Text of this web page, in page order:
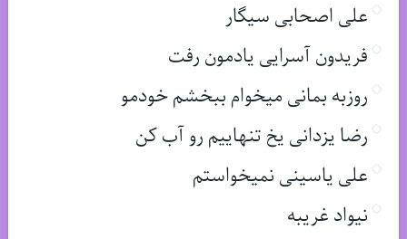
علی اصحابی سیگار
فریدون آسرایی یادمون رفت
روزبه بمانی میخوام ببخشم خودمو
رضا یزدانی یخ تنهاییم رو آب کن
علی یاسینی نمیخواستم
نیواد غریبه